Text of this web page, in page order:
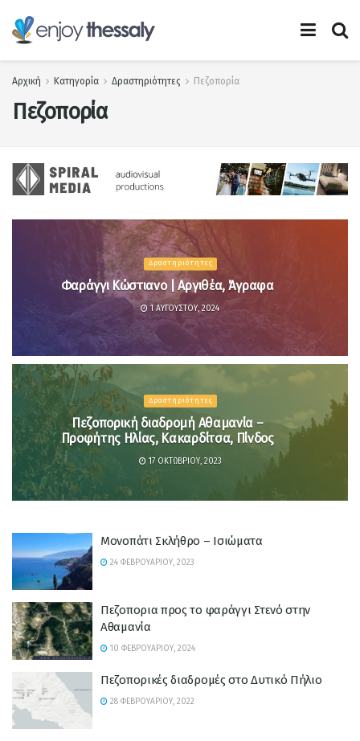
Αρχική Κατηγορία Δραστηριότητες Πεζοπορία
Πεζοπορία
Δραστηριότητες
Φαράγγι Κώστιανο | Αργιθέα, Άγραφα
1 ΑΥΓΟΎΣΤΟΥ, 2024
Δραστηριότητες
Πεζοπορική διαδρομή Αθαμανία –
Προφήτης Ηλίας, Κακαρδίτσα, Πίνδος
17 ΟΚΤΩΒΡΊΟΥ, 2023
Μονοπάτι Σκλήθρο – Ισιώματα
24 ΦΕΒΡΟΥΑΡΊΟΥ, 2023
Πεζοπορια προς το φαράγγι Στενό στην
Αθαμανία
10 ΦΕΒΡΟΥΑΡΊΟΥ, 2024
Πεζοπορικές διαδρομές στο Δυτικό Πήλιο
28 ΦΕΒΡΟΥΑΡΊΟΥ, 2022